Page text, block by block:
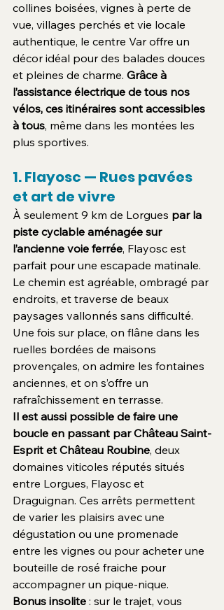
collines boisées, vignes à perte de
vue, villages perchés et vie locale
authentique, le centre Var offre un
décor idéal pour des balades douces
et pleines de charme. Grâce à
l’assistance électrique de tous nos
vélos, ces itinéraires sont accessibles
à tous, même dans les montées les
plus sportives.
1. Flayosc — Rues pavées
et art de vivre
À seulement 9 km de Lorgues par la
piste cyclable aménagée sur
l’ancienne voie ferrée, Flayosc est
parfait pour une escapade matinale.
Le chemin est agréable, ombragé par
endroits, et traverse de beaux
paysages vallonnés sans difficulté.
Une fois sur place, on flâne dans les
ruelles bordées de maisons
provençales, on admire les fontaines
anciennes, et on s’offre un
rafraîchissement en terrasse.
Il est aussi possible de faire une
boucle en passant par Château Saint-
Esprit et Château Roubine, deux
domaines viticoles réputés situés
entre Lorgues, Flayosc et
Draguignan. Ces arrêts permettent
de varier les plaisirs avec une
dégustation ou une promenade
entre les vignes ou pour acheter une
bouteille de rosé fraiche pour
accompagner un pique-nique.
Bonus insolite : sur le trajet, vous